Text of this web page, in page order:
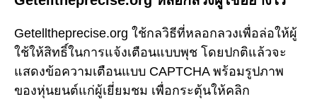
Getelltheprecise.org ใช้กลวิธีที่หลอกลวงเพื่อล่อให้ผู้
ใช้ให้สิทธิ์ในการแจ้งเตือนแบบพุช โดยปกติแล้วจะ
แสดงข้อความเตือนแบบ CAPTCHA พร้อมรูปภาพ
ของหุ่นยนต์แก่ผู้เยี่ยมชม เพื่อกระตุ้นให้คลิก